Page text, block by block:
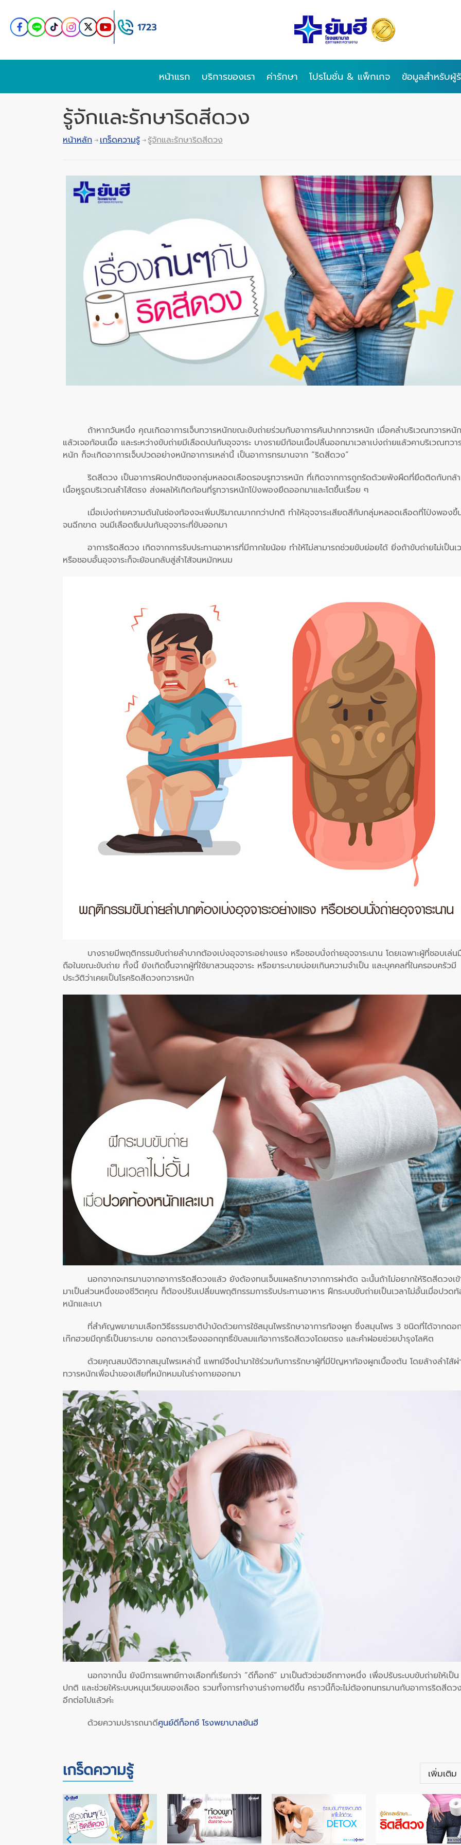
หน้าแรก บริการของเรา ค่ารักษา โปรโมชั่น & แพ็กเกจ ข้อมูลสำหรับผู้
รู้จักและรักษาริดสีดวง
หน้าหลัก เกร็ดความรู้ รู้จักและรักษาริดสีดวง
ถ้าหากวันหนึ่ง คุณเกิดอาการเจ็บทวารหนักขณะขับถ่ายร่วมกับอาการคันปากทวารหนัก เมื่อคลำบริเวณทวารหนัก
แล้วเจอก้อนเนื้อ และระหว่างขับถ่ายมีเลือดปนกับอุจจาระ บางรายมีก้อนเนื้อปลิ้นออกมาเวลาเบ่งถ่ายแล้วคาบริเวณทวา
หนัก ก็จะเกิดอาการเจ็บปวดอย่างหนักอาการเหล่านี้ เป็นอาการทรมานจาก “ริดสีดวง”
ริดสีดวง เป็นอาการผิดปกติของกลุ่มหลอดเลือดรอบรูทวารหนัก ที่เกิดจากการถูกรัดด้วยพังผืดที่ยึดติดกับกล้
เนื้อหูรูดบริเวณลำไส้ตรง ส่งผลให้เกิดก้อนที่รูทวารหนักโป่งพองยืดออกมาและโตขึ้นเรื่อย ๆ
เมื่อเบ่งถ่ายความดันในช่องท้องจะเพิ่มปริมาณมากกว่าปกติ ทำให้อุจจาระเสียดสีกับกลุ่มหลอดเลือดที่โป่งพองขึ้
จนฉีกขาด จนมีเลือดซึมปนกับอุจจาระที่ขับออกมา
อาการริดสีดวง เกิดจากการรับประทานอาหารที่มีกากใยน้อย ทำให้ไม่สามารถช่วยขับย่อยได้ ยิ่งถ้าขับถ่ายไม่เป็นเ
หรือชอบอั้นอุจจาระก็จะย้อนกลับสู่ลำไส้จนหมักหมม
บางรายมีพฤติกรรมขับถ่ายลำบากต้องเบ่งอุจจาระอย่างแรง หรือชอบนั่งถ่ายอุจจาระนาน โดยเฉพาะผู้ที่ชอบเล่น
ถือในขณะขับถ่าย ทั้งนี้ ยังเกิดขึ้นจากผู้ที่ใช้ยาสวนอุจจาระ หรือยาระบายบ่อยเกินความจำเป็น และบุคคลที่ในครอบครัวมี
ประวัติว่าเคยเป็นโรคริดสีดวงทวารหนัก
นอกจากจะทรมานจากอาการริดสีดวงแล้ว ยังต้องทนเจ็บแผลรักษาจากการผ่าตัด ฉะนั้นถ้าไม่อยากให้ริดสีดวงเ
มาเป็นส่วนหนึ่งของชีวิตคุณ ก็ต้องปรับเปลี่ยนพฤติกรรมการรับประทานอาหาร ฝึกระบบขับถ่ายเป็นเวลาไม่อั้นเมื่อปวด
หนักและเบา
ที่สำคัญพยายามเลือกวิธีธรรมชาติบำบัดด้วยการใช้สมุนไพรรักษาอาการท้องผูก ซึ่งสมุนไพร 3 ชนิดที่ได้จากดอ
เก๊กฮวยมีฤทธิ์เป็นยาระบาย ดอกดาวเรืองออกฤทธิ์ขับลมแก้อาการริดสีดวงโดยตรง และคำฝอยช่วยบำรุงโลหิต
ด้วยคุณสมบัติจากสมุนไพรเหล่านี้ แพทย์จึงนำมาใช้ร่วมกับการรักษาผู้ที่มีปัญหาท้องผูกเบื้องต้น โดยล้างลำไส้ผ่
ทวารหนักเพื่อนำของเสียที่หมักหมมในร่างกายออกมา
นอกจากนั้น ยังมีการแพทย์ทางเลือกที่เรียกว่า “ดีท็อกซ์” มาเป็นตัวช่วยอีกทางหนึ่ง เพื่อปรับระบบขับถ่ายให้เป็น
ปกติ และช่วยให้ระบบหมุนเวียนของเลือด รวมทั้งการทำงานร่างกายดีขึ้น คราวนี้ก็จะไม่ต้องทนทรมานกับอาการริดสีดว
อีกต่อไปแล้วค่ะ
ด้วยความปรารถนาดีศูนย์ดีท็อกซ์ โรงพยาบาลยันฮี
เกร็ดความรู้ เพิ่มเติม